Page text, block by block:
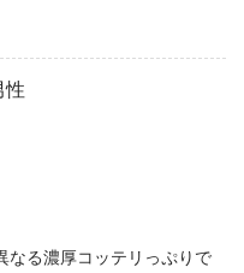
性
なる濃厚コッテリっぷりで